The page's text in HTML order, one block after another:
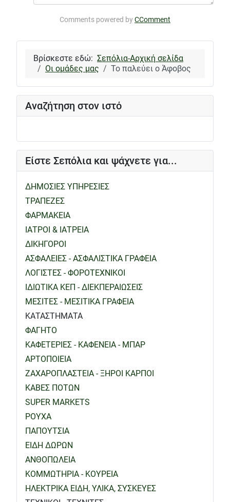
Αναζήτηση στον ιστό
Είστε Σεπόλια και ψάχνετε για...
ΔΗΜΟΣΙΕΣ ΥΠΗΡΕΣΙΕΣ
ΤΡΑΠΕΖΕΣ
ΦΑΡΜΑΚΕΙΑ
ΙΑΤΡΟΙ & ΙΑΤΡΕΙΑ
ΔΙΚΗΓΟΡΟΙ
ΑΣΦΑΛΕΙΕΣ - ΑΣΦΑΛΙΣΤΙΚΑ ΓΡΑΦΕΙΑ
ΛΟΓΙΣΤΕΣ - ΦΟΡΟΤΕΧΝΙΚΟΙ
ΙΔΙΩΤΙΚΑ ΚΕΠ - ΔΙΕΚΠΕΡΑΙΩΣΕΙΣ
ΜΕΣΙΤΕΣ - ΜΕΣΙΤΙΚΑ ΓΡΑΦΕΙΑ
ΚΑΤΑΣΤΗΜΑΤΑ
ΦΑΓΗΤΟ
ΚΑΦΕΤΕΡΙΕΣ - ΚΑΦΕΝΕΙΑ - ΜΠΑΡ
ΑΡΤΟΠΟΙΕΙΑ
ΖΑΧΑΡΟΠΛΑΣΤΕΙΑ - ΞΗΡΟΙ ΚΑΡΠΟΙ
ΚΑΒΕΣ ΠΟΤΩΝ
SUPER MARKETS
ΡΟΥΧΑ
ΠΑΠΟΥΤΣΙΑ
ΕΙΔΗ ΔΩΡΩΝ
ΑΝΘΟΠΩΛΕΙΑ
ΚΟΜΜΩΤΗΡΙΑ - ΚΟΥΡΕΙΑ
ΗΛΕΚΤΡΙΚΑ ΕΙΔΗ, ΥΛΙΚΑ, ΣΥΣΚΕΥΕΣ
Comments powered byCComment
Βρίσκεστε εδώ: Σεπόλια-Αρχική σελίδα
Οι ομάδες μας
Το παλεύει ο Άφοβος